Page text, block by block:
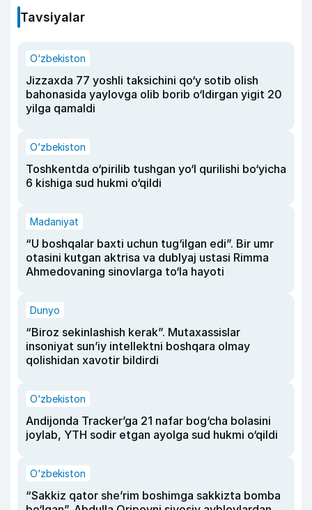
Tavsiyalar
O‘zbekiston
Jizzaxda 77 yoshli taksichini qo‘y sotib olish
bahonasida yaylovga olib borib o‘ldirgan yigit 20
yilga qamaldi
O‘zbekiston
Toshkentda o‘pirilib tushgan yo‘l qurilishi bo‘yicha
6 kishiga sud hukmi o‘qildi
Madaniyat
“U boshqalar baxti uchun tug‘ilgan edi”. Bir umr
otasini kutgan aktrisa va dublyaj ustasi Rimma
Ahmedovaning sinovlarga to‘la hayoti
Dunyo
“Biroz sekinlashish kerak”. Mutaxassislar
insoniyat sun’iy intellektni boshqara olmay
qolishidan xavotir bildirdi
O‘zbekiston
Andijonda Tracker’ga 21 nafar bog‘cha bolasini
joylab, YTH sodir etgan ayolga sud hukmi o‘qildi
O‘zbekiston
“Sakkiz qator she’rim boshimga sakkizta bomba